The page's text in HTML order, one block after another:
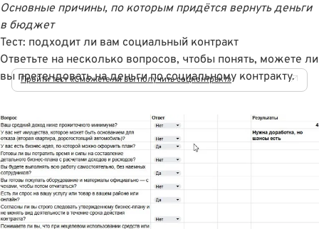
Основные причины, по которым придётся вернуть деньги
в бюджет
Тест: подходит ли вам социальный контракт
Ответьте на несколько вопросов, чтобы понять, можете ли
вы претендовать на деньги по социальному контракту.
Пройти тест «Сможете ли вы получить соцконтракт»